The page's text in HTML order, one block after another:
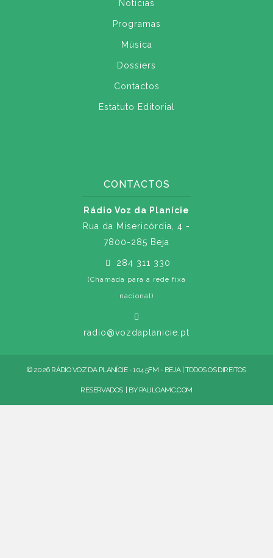
Notícias
Programas
Música
Dossiers
Contactos
Estatuto Editorial
CONTACTOS
Rádio Voz da Planície
Rua da Misericórdia, 4 -
7800-285 Beja
284 311 330
(Chamada para a rede fixa
nacional)
radio@vozdaplanicie.pt
© 2026 RÁDIO VOZ DA PLANÍCIE - 104.5FM - BEJA | TODOS OS DIREITOS
RESERVADOS. | BY PAULOAMC.COM